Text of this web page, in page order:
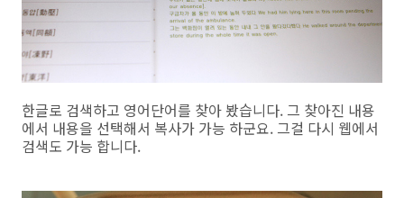
한글로 검색하고 영어단어를 찾아 봤습니다. 그 찾아진 내용
에서 내용을 선택해서 복사가 가능 하군요. 그걸 다시 웹에서
검색도 가능 합니다.